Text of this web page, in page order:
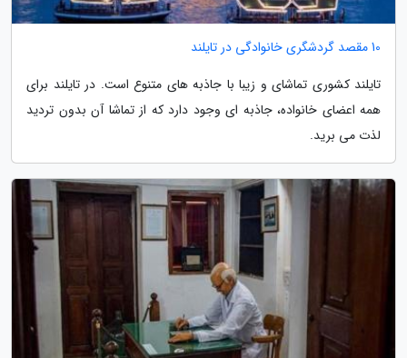
10 مقصد گردشگری خانوادگی در تایلند
تایلند کشوری تماشای و زیبا با جاذبه های متنوع است. در تایلند برای
همه اعضای خانواده، جاذبه ای وجود دارد که از تماشا آن بدون تردید
لذت می برید.